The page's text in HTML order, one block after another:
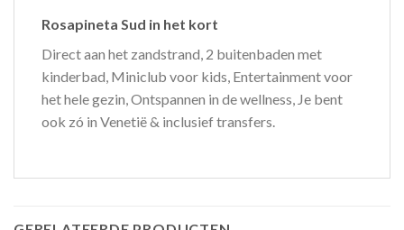
Rosapineta Sud in het kort
Direct aan het zandstrand, 2 buitenbaden met
kinderbad, Miniclub voor kids, Entertainment voor
het hele gezin, Ontspannen in de wellness, Je bent
ook zó in Venetië & inclusief transfers.